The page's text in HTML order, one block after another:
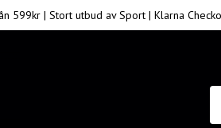
599kr | Stort utbud av Sport | Klarna